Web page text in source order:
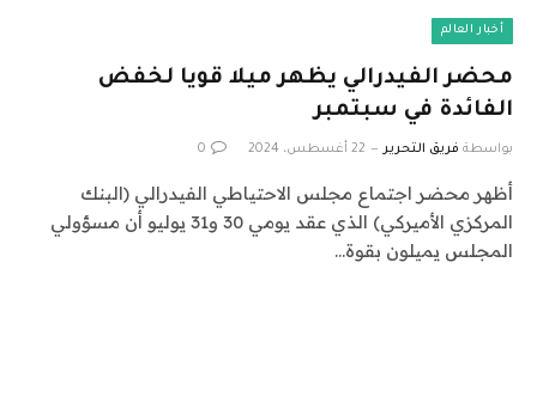
أخبار العالم
محضر الفيدرالي يظهر ميلا قويا لخفض
الفائدة في سبتمبر
بواسطة فريق التحرير 22 أغسطس، 2024 0
أظهر محضر اجتماع مجلس الاحتياطي الفيدرالي (البنك
المركزي الأميركي) الذي عقد يومي 30 و31 يوليو أن مسؤولي
المجلس يميلون بقوة…